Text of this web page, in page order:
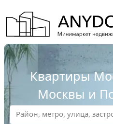
Квартиры
Москвы и
Район, метро, улица,